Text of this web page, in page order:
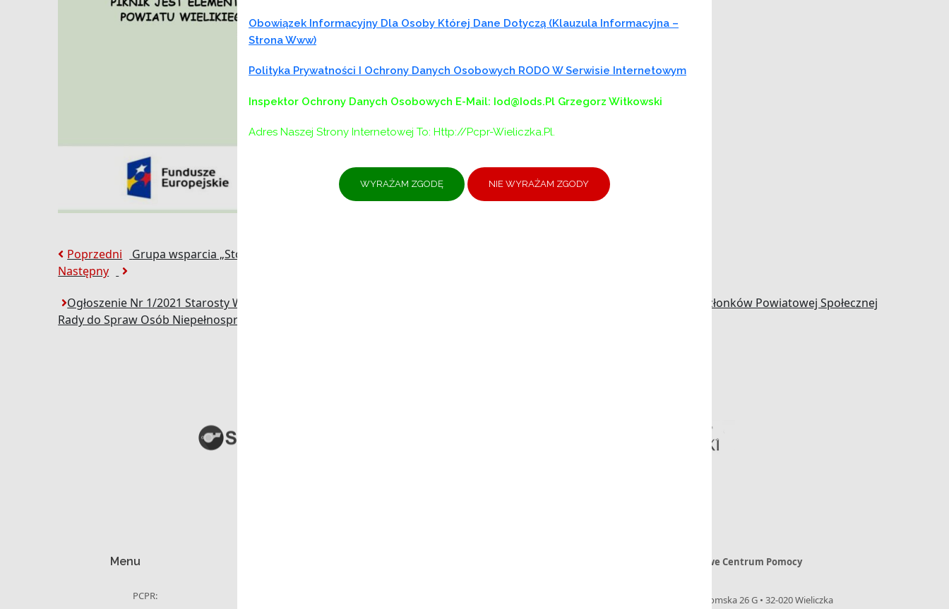
Obowiązek Informacyjny Dla Osoby Której Dane Dotyczą (klauzula Informacyjna –
Strona Www)
Polityka Prywatności I Ochrony Danych Osobowych RODO W Serwisie Internetowym
Inspektor Ochrony Danych Osobowych E-Mail: Iod@iods.pl Grzegorz Witkowski
Adres Naszej Strony Internetowej To: Http://pcpr-Wieliczka.pl.
Nawigacja
wpisu
Poprzedni Poprzedni:
Grupa wsparcia „Stop Hejt!”
Następny
Następny:
Ogłoszenie Nr 1/2021 Starosty Wielickiego z dnia 14 maja 2021 r. informacyjne o możliwości zgłoszenia kandydatów na członków Powiatowej Społecznej
Rady do Spraw Osób Niepełnosprawnych.
Menu
PCPR:
Powiatowe Centrum Pomocy
ul. Niepołomska 26 G • 32-020 Wieliczka